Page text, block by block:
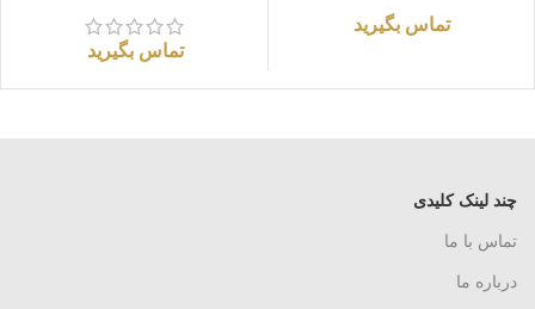
تماس بگیرید
تماس بگیرید
چند لینک کلیدی
تماس با ما
درباره ما